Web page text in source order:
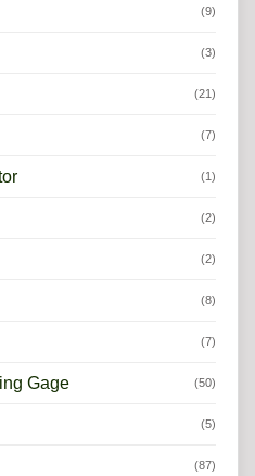
(9)
(3)
(21)
(7)
(1)
(2)
(2)
(8)
(7)
Gage (50)
(5)
(87)